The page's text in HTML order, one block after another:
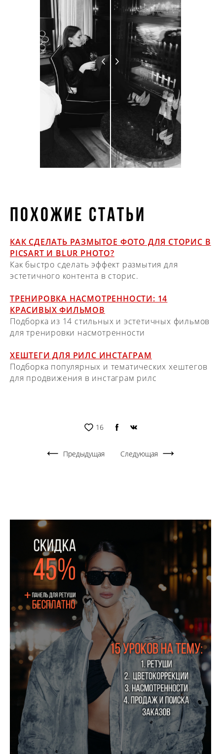
Похожие статьи
КАК СДЕЛАТЬ РАЗМЫТОЕ ФОТО ДЛЯ СТОРИС В
PICSART И BLUR PHOTO?
Как быстро сделать эффект размытия для
эстетичного контента в сторис.
ТРЕНИРОВКА НАСМОТРЕННОСТИ: 14
КРАСИВЫХ ФИЛЬМОВ
Подборка из 14 стильных и эстетичных фильмов
для тренировки насмотренности
ХЕШТЕГИ ДЛЯ РИЛС ИНСТАГРАМ
Подборка популярных и тематических хештегов
для продвижения в инстаграм рилс
16
Предыдущая Следующая